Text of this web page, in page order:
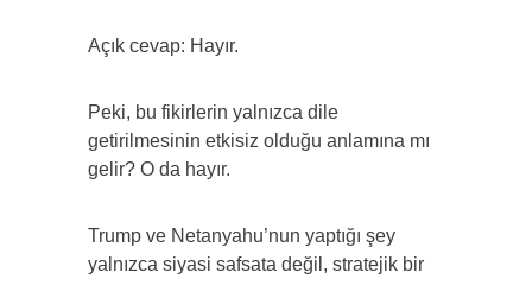
Açık cevap: Hayır.
Peki, bu fikirlerin yalnızca dile
getirilmesinin etkisiz olduğu anlamına mı
gelir? O da hayır.
Trump ve Netanyahu’nun yaptığı şey
yalnızca siyasi safsata değil, stratejik bir